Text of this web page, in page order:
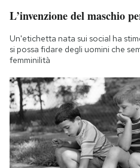
L’invenzione del maschio
Un'etichetta nata sui social ha
si possa fidare degli uomini che
femminilità